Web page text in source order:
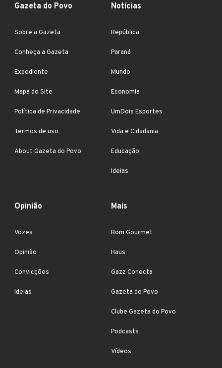
Gazeta do Povo
Sobre a Gazeta
Conheça a Gazeta
Expediente
Mapa do Site
Política de Privacidade
Termos de uso
About Gazeta do Povo
Notícias
República
Paraná
Mundo
Economia
UmDois Esportes
Vida e Cidadania
Educação
Ideias
Opinião
Vozes
Opinião
Convicções
Ideias
Mais
Bom Gourmet
Haus
Gazz Conecta
Gazeta do Povo
Clube Gazeta do Povo
Podcasts
Vídeos